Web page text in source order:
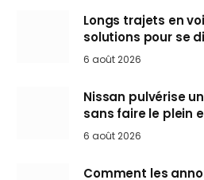
Longs trajets en
solutions pour se
6 août 2026
Nissan pulvérise
sans faire le plein
6 août 2026
Comment les